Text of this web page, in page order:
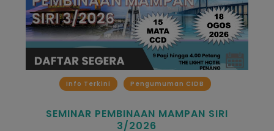
Info Terkini Pengumuman CIDB
SEMINAR PEMBINAAN MAMPAN SIRI
3/2026